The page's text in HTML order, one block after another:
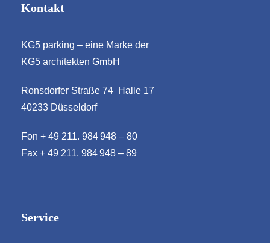
Kontakt
KG5 parking – eine Marke der
KG5 architekten GmbH
Ronsdorfer Straße 74 Halle 17
40233 Düsseldorf
Fon + 49 211. 984 948 – 80
Fax + 49 211. 984 948 – 89
Service